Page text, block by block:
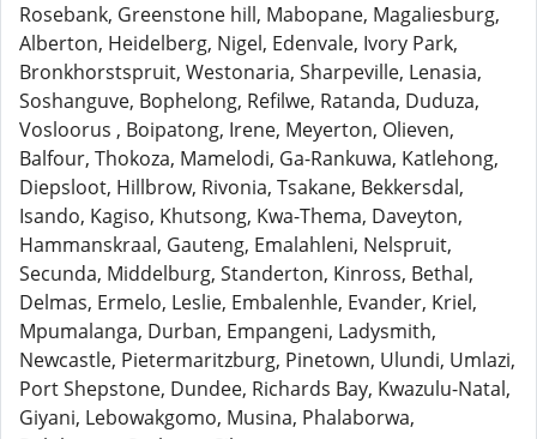
Rosebank, Greenstone hill, Mabopane, Magaliesburg,
Alberton, Heidelberg, Nigel, Edenvale, Ivory Park,
Bronkhorstspruit, Westonaria, Sharpeville, Lenasia,
Soshanguve, Bophelong, Refilwe, Ratanda, Duduza,
Vosloorus , Boipatong, Irene, Meyerton, Olieven,
Balfour, Thokoza, Mamelodi, Ga-Rankuwa, Katlehong,
Diepsloot, Hillbrow, Rivonia, Tsakane, Bekkersdal,
Isando, Kagiso, Khutsong, Kwa-Thema, Daveyton,
Hammanskraal, Gauteng, Emalahleni, Nelspruit,
Secunda, Middelburg, Standerton, Kinross, Bethal,
Delmas, Ermelo, Leslie, Embalenhle, Evander, Kriel,
Mpumalanga, Durban, Empangeni, Ladysmith,
Newcastle, Pietermaritzburg, Pinetown, Ulundi, Umlazi,
Port Shepstone, Dundee, Richards Bay, Kwazulu-Natal,
Giyani, Lebowakgomo, Musina, Phalaborwa,